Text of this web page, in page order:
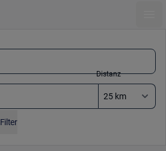
Distanz
Filter